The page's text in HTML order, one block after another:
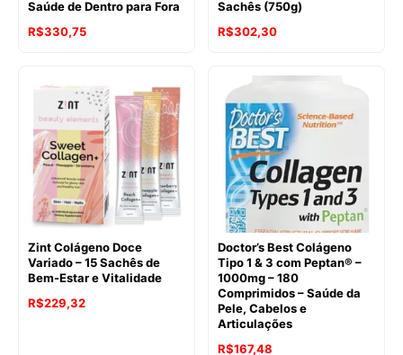
Saúde de Dentro para Fora
O
R$421,73.
R$330,75O
é:
R$330,75.
Sachês (750g)
O
original
era:
R$356,90.
R$302,30O
atual
é:
R$302,30.
Zint Colágeno Doce
Variado – 15 Sachês de
Bem-Estar e Vitalidade
O
R$229,32O
Doctor’s Best Colágeno
Tipo 1 & 3 com Peptan® –
1000mg – 180
Comprimidos – Saúde da
Pele, Cabelos e
Articulações
O
R$167,48